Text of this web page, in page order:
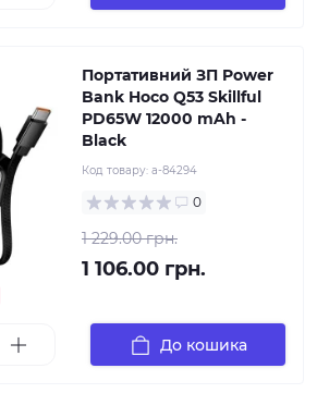
Портативний ЗП Power
Bank Hoco Q53 Skillful
PD65W 12000 mAh -
Black
Код товару: a-84294
0
1 229.00 грн.
1 106.00 грн.
До кошика